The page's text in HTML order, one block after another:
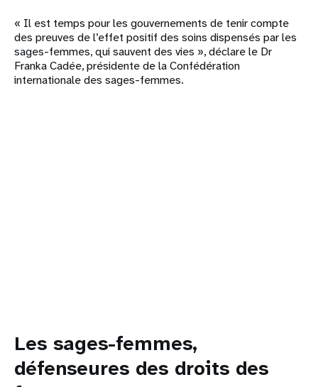
« Il est temps pour les gouvernements de tenir compte
des preuves de l’effet positif des soins dispensés par les
sages-femmes, qui sauvent des vies », déclare le Dr
Franka Cadée, présidente de la Confédération
internationale des sages-femmes.
Les sages-femmes,
défenseures des droits des